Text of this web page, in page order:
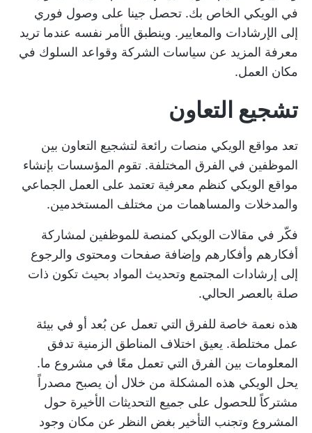
في الويكي الخاص بك. تحصل جينا على وصول فوري
إلى الإرشادات والمعايير. وينطبق الأمر نفسه عندما تريد
معرفة المزيد عن سياسات الشركة وقواعد السلوك في
مكان العمل.
تشجيع التعاون
تعد مواقع الويكي منصات رائعة لتشجيع التعاون بين
الموظفين في الفرق المختلفة. تقوم المؤسسات بإنشاء
مواقع الويكي كنظم معرفية تعتمد على العمل الجماعي
والمدخلات والمساهمات من مختلف المستخدمين.
فكّر في مقالات الويكي كمنصة للموظفين لمشاركة
أفكارهم وأفكارهم وإضافة صفحات ومحتوى والرجوع
إلى إرشادات المجتمع وتحديث المواد بحيث تكون ذات
صلة بالعصر الحالي.
هذه نعمة خاصة للفرق التي تعمل عن بُعد أو في بيئة
عمل مختلطة. يعيق اختلاف المناطق الزمنية تدفق
المعلومات بين الفرق التي تعمل معًا في مشروع ما.
يحل الويكي هذه المشكلة من خلال أن يصبح مصدراً
مشتركاً للحصول على جميع التحديثات الأخيرة حول
المشروع وتجنب التأخير بغض النظر عن مكان وجود